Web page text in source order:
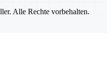
Alle Rechte vorbehalten.